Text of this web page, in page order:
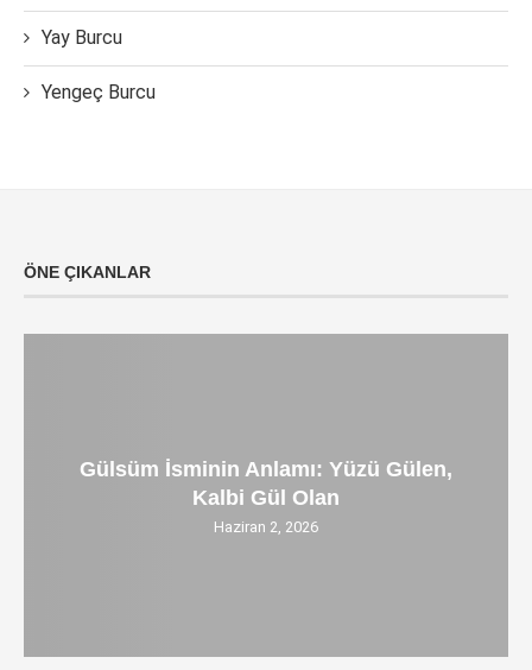
Yay Burcu
Yengeç Burcu
ÖNE ÇIKANLAR
Gülsüm İsminin Anlamı: Yüzü Gülen,
Kalbi Gül Olan
Haziran 2, 2026